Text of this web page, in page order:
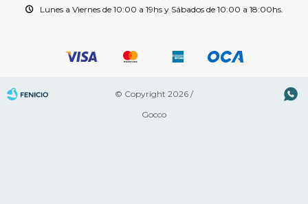
Lunes a Viernes de 10:00 a 19hs y Sábados de 10:00 a 18:00hs.
© Copyright 2026 /
Gocco
